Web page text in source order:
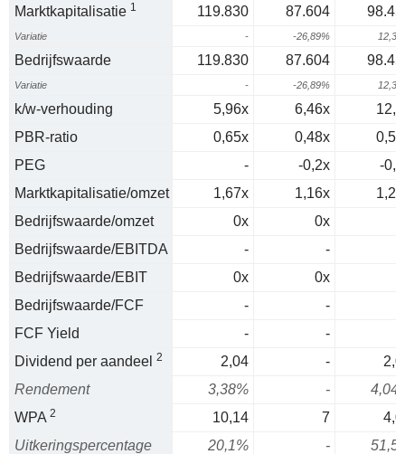
Marktkapitalisatie 1 119.830 87.604
Variatie - -26,89%
Bedrijfswaarde 119.830 87.604
Variatie - -26,89%
k/w-verhouding 5,96x 6,46x
PBR-ratio
0,65x 0,48x
PEG
- -0,2x
-
Marktkapitalisatie/omzet
1,67x 1,16x
Bedrijfswaarde/omzet
0x 0x
Bedrijfswaarde/EBITDA
-
-
Bedrijfswaarde/EBIT
0x 0x
Bedrijfswaarde/FCF
-
-
FCF Yield
-
-
Dividend per aandeel 2 2,04 -
Rendement
3,38% -
WPA 2 10,14 7
Uitkeringspercentage
20,1% -